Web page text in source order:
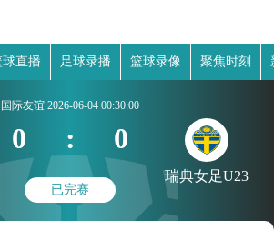
球直播 足球录播 篮球录像 聚焦时刻
国际友谊 2026-06-04 00:30:00
0 : 0
已完赛
瑞典女足U23